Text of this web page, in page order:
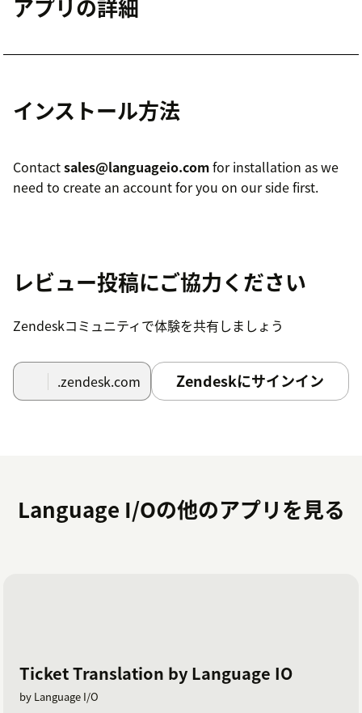
アプリの詳細
インストール方法
Contactsales@languageio.comfor installation as we
need to create an account for you on our side first.
レビュー投稿にご協力ください
Zendeskコミュニティで体験を共有しましょう
.zendesk.com Zendeskにサインイン
Language I/Oの他のアプリを見る
Ticket Translation by Language IO
by Language I/O